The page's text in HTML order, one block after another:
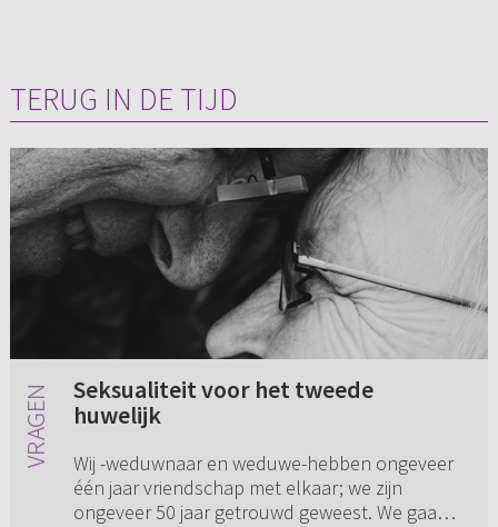
TERUG IN DE TIJD
Seksualiteit voor het tweede
huwelijk
Wij -weduwnaar en weduwe-hebben ongeveer
één jaar vriendschap met elkaar; we zijn
ongeveer 50 jaar getrouwd geweest. We gaan